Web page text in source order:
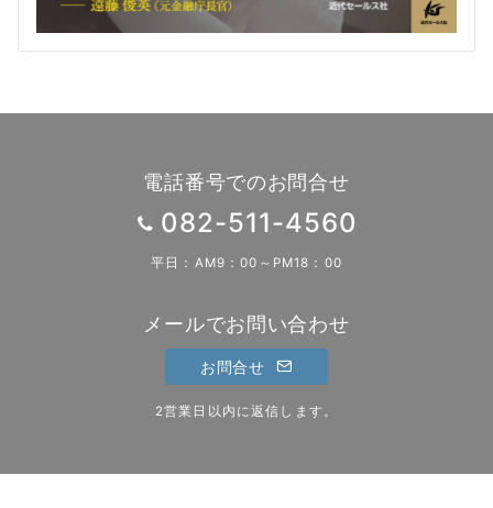
電話番号でのお問合せ
082-511-4560
平日：AM9：00～PM18：00
メールでお問い合わせ
お問合せ
2営業日以内に返信します。